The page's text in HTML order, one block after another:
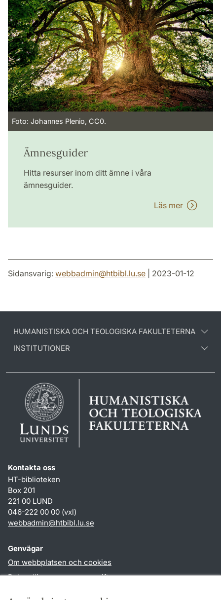
Foto: Johannes Plenio, CC0.
Ämnesguider
Hitta resurser inom ditt ämne i våra
ämnesguider.
Läs mer
Sidansvarig: webbadmin@htbibl.lu.se | 2023-01-12
HUMANISTISKA OCH TEOLOGISKA FAKULTETERNA
INSTITUTIONER
Kontakta oss
HT-biblioteken
Box 201
221 00 LUND
046-222 00 00 (vxl)
webbadmin@htbibl.lu.se
Genvägar
Om webbplatsen och cookies
Behandling av personuppgifter